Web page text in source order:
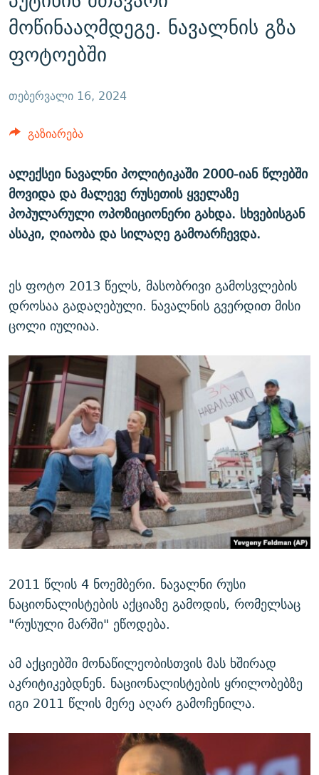
ᲛᲝᲚᲐᲞᲐᲠᲐᲙᲔ ᲢᲔᲥᲡᲢᲔᲑᲘ
ᲨᲘᲜ - ᲣᲪᲮᲝᲔᲗᲨᲘ
ᲚᲘᲢᲔᲠᲐᲢᲣᲠᲣᲚᲘ ᲬᲐᲮᲜᲐᲒᲔᲑᲘ
ᲐᲛᲔᲠᲘᲙᲣᲚᲘ ᲛᲝᲗᲮᲠᲝᲑᲐ
ᲩᲔᲛᲘ ᲡᲘᲙᲕᲓᲘᲚᲘᲡ ᲛᲘᲖᲔᲖᲘᲐ COVID-19
11 ᲬᲔᲚᲘ - 11 ᲐᲛᲑᲐᲕᲘ
ᲡᲐᲞᲐᲠᲚᲐᲛᲔᲜᲢᲝ ᲐᲠᲩᲔᲕᲜᲔᲑᲘᲡ ᲘᲡᲢᲝᲠᲘᲐ
ᲑᲐᲕᲨᲕᲔᲑᲘ ᲞᲠᲝᲡᲢᲘᲢᲣᲪᲘᲐᲨᲘ - ᲐᲛᲝᲣᲗᲥᲛᲔᲚᲘ ᲐᲛᲑᲐᲕᲘ
ᲐᲒᲕᲘᲡᲢᲝᲡ ᲝᲛᲘ
ПРИВЕТ ᲙᲣᲚᲢᲣᲠᲐ
ᲒᲐᲛᲝᲘᲬᲔᲠᲔ
რთე/რთ-ის ყველა საიტი
მოწინააღმდეგე. ნავალნის გზა
ფოტოებში
თებერვალი 16, 2024
გაზიარება
ალექსეი ნავალნი პოლიტიკაში 2000-იან წლებში
მოვიდა და მალევე რუსეთის ყველაზე
პოპულარული ოპოზიციონერი გახდა. სხვებისგან
ასაკი, ღიაობა და სილაღე გამოარჩევდა.
ეს ფოტო 2013 წელს, მასობრივი გამოსვლების
დროსაა გადაღებული. ნავალნის გვერდით მისი
ცოლი იულიაა.
2011 წლის 4 ნოემბერი. ნავალნი რუსი
ნაციონალისტების აქციაზე გამოდის, რომელსაც
"რუსული მარში" ეწოდება.
ამ აქციებში მონაწილეობისთვის მას ხშირად
აკრიტიკებდნენ. ნაციონალისტების ყრილობებზე
იგი 2011 წლის მერე აღარ გამოჩენილა.